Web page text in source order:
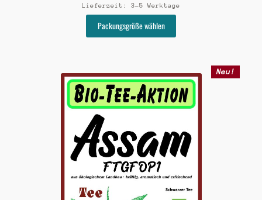
Lieferzeit: 3-5 Werktage
Packungsgröße wählen
Varianten
auf.
Die
Optionen
auf
der
gewählt
werden
Neu!